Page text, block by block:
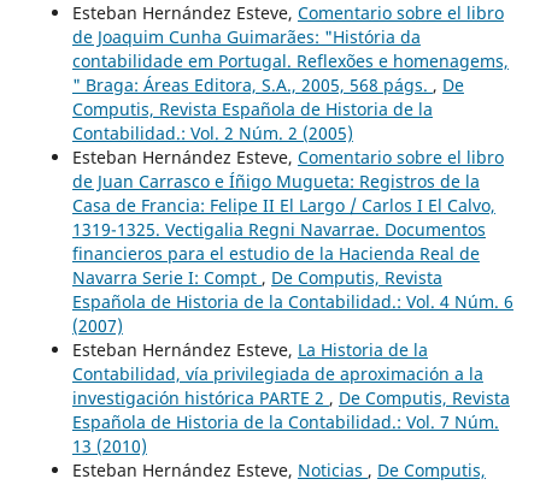
Esteban Hernández Esteve, Comentario sobre el libro
de Joaquim Cunha Guimarães: "História da
contabilidade em Portugal. Reflexões e homenagems,
" Braga: Áreas Editora, S.A., 2005, 568 págs. , De
Computis, Revista Española de Historia de la
Contabilidad.: Vol. 2 Núm. 2 (2005)
Esteban Hernández Esteve, Comentario sobre el libro
de Juan Carrasco e Íñigo Mugueta: Registros de la
Casa de Francia: Felipe II El Largo / Carlos I El Calvo,
1319-1325. Vectigalia Regni Navarrae. Documentos
financieros para el estudio de la Hacienda Real de
Navarra Serie I: Compt , De Computis, Revista
Española de Historia de la Contabilidad.: Vol. 4 Núm. 6
(2007)
Esteban Hernández Esteve, La Historia de la
Contabilidad, vía privilegiada de aproximación a la
investigación histórica PARTE 2 , De Computis, Revista
Española de Historia de la Contabilidad.: Vol. 7 Núm.
13 (2010)
Esteban Hernández Esteve, Noticias , De Computis,